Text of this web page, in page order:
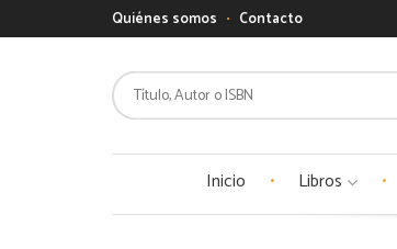
Quiénes somos Contacto
Inicio Libros